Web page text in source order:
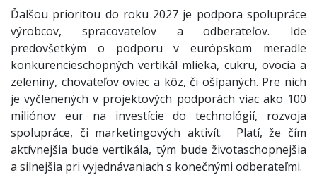
Ďalšou prioritou do roku 2027 je podpora spolupráce
výrobcov, spracovateľov a odberateľov. Ide
predovšetkým o podporu v európskom meradle
konkurencieschopných vertikál mlieka, cukru, ovocia a
zeleniny, chovateľov oviec a kôz, či ošípaných. Pre nich
je vyčlenených v projektových podporách viac ako 100
miliónov eur na investície do technológií, rozvoja
spolupráce, či marketingových aktivít. Platí, že čím
aktívnejšia bude vertikála, tým bude životaschopnejšia
a silnejšia pri vyjednávaniach s konečnými odberateľmi.